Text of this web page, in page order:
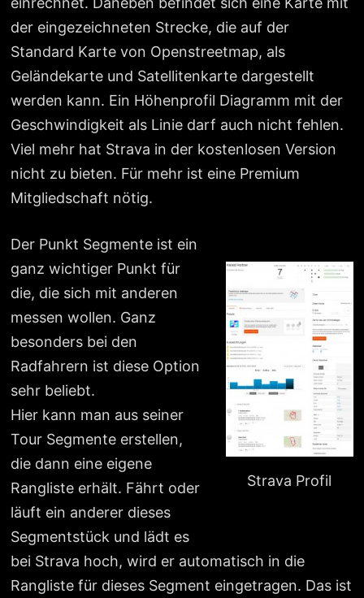
der eingezeichneten Strecke, die auf der
Standard Karte von Openstreetmap, als
Geländekarte und Satellitenkarte dargestellt
werden kann. Ein Höhenprofil Diagramm mit der
Geschwindigkeit als Linie darf auch nicht fehlen.
Viel mehr hat Strava in der kostenlosen Version
nicht zu bieten. Für mehr ist eine Premium
Mitgliedschaft nötig.
Strava Profil
Der Punkt Segmente ist ein
ganz wichtiger Punkt für
die, die sich mit anderen
messen wollen. Ganz
besonders bei den
Radfahrern ist diese Option
sehr beliebt.
Hier kann man aus seiner
Tour Segmente erstellen,
die dann eine eigene
Rangliste erhält. Fährt oder
läuft ein anderer dieses
Segmentstück und lädt es
bei Strava hoch, wird er automatisch in die
Rangliste für dieses Segment eingetragen. Das ist